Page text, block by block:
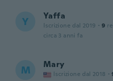
Y Yaffa
Iscrizione dal 2019 · 9
circa 3 anni fa
M Mary
Iscrizione dal 2018 ·